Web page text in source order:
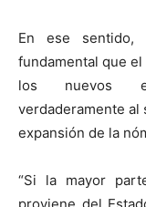
En ese sentido,
fundamental que
los nuevos
verdaderamente al
expansión de la
“Si la mayor